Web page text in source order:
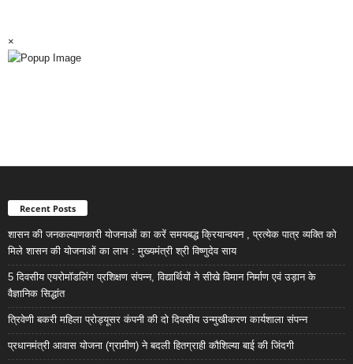
×
Recent Posts
शासन की जनकल्याणकारी योजनाओं का करें समयबद्ध क्रियान्वयन , प्रत्येक पात्र व्यक्ति को
मिले शासन की योजनाओं का लाभ : मुख्यमंत्री श्री विष्णुदेव साय
5 दिवसीय एयरोमॉडलिंग प्रशिक्षण संपन्न, विद्यार्थियों ने सीखे विमान निर्माण एवं उड़ान के
वैज्ञानिक सिद्धांत
त्रिवेणी बकरी महिला प्रोड्यूसर कंपनी की दो दिवसीय उन्मुखीकरण कार्यशाला संपन्न
प्रधानमंत्री आवास योजना (ग्रामीण) ने बदली हितग्राही कौशिल्या बाई की जिंदगी